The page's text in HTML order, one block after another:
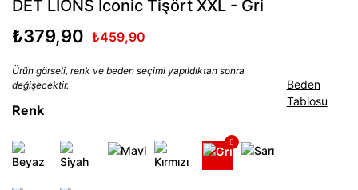
DET LIONS Iconic Tişört XXL - Gri
₺379,90 ₺459,90
Ürün görseli, renk ve beden seçimi yapıldıktan sonra
değişecektir.
Renk
Beden
Tablosu